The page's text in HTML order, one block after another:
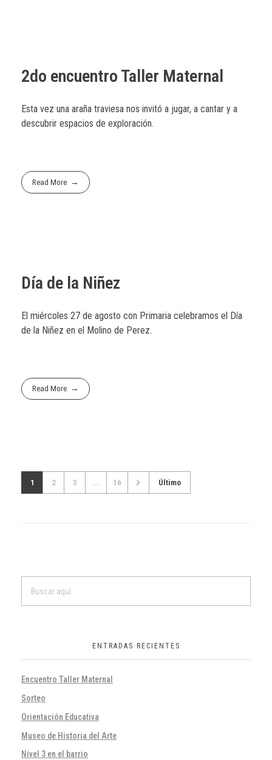
2do encuentro Taller Maternal
Esta vez una araña traviesa nos invitó a jugar, a cantar y a
descubrir espacios de exploración.
Read More
Día de la Niñez
El miércoles 27 de agosto con Primaria celebramos el Día
de la Niñez en el Molino de Perez.
Read More
1 2 3 ... 16 Último
ENTRADAS RECIENTES
Encuentro Taller Maternal
Sorteo
Orientación Educativa
Museo de Historia del Arte
Nivel 3 en el barrio